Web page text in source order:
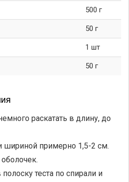
500 г
50 г
1 шт
50 г
раскатать в длину, до
шириной примерно 1,5-2 см.
теста по спирали и